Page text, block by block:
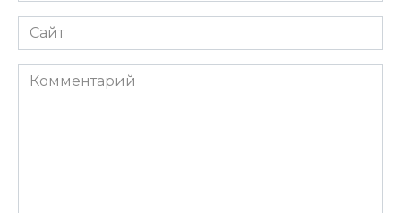
Сайт
Комментарий